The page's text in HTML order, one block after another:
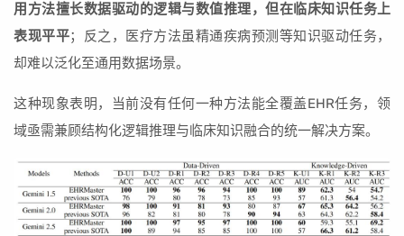
用方法擅长数据驱动的逻辑与数值推理，但在临床知识任务上
表现平平；反之，医疗方法虽精通疾病预测等知识驱动任务，
却难以泛化至通用数据场景。
这种现象表明，当前没有任何一种方法能全覆盖EHR任务，领
域亟需兼顾结构化逻辑推理与临床知识融合的统一解决方案。